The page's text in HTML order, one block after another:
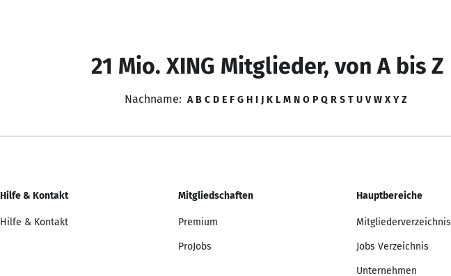
21 Mio. XING Mitglieder, von A bis Z
Nachname: A B C D E F G H I J K L M N O P Q R S T U V W X Y Z
Hilfe & Kontakt
Hilfe & Kontakt
Mitgliedschaften
Premium
ProJobs
Hauptbereiche
Mitgliederverzeichnis
Jobs Verzeichnis
Unternehmen